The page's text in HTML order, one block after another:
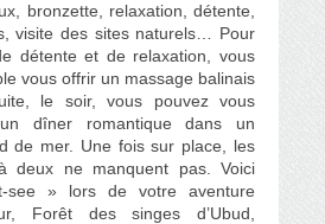
bronzette, relaxation, détente,
visite des sites naturels… Pour
détente et de relaxation, vous
vous offrir un massage balinais
le soir, vous pouvez vous
dîner romantique dans un
de mer. Une fois sur place, les
deux ne manquent pas. Voici
see » lors de votre aventure
Forêt des singes d’Ubud,